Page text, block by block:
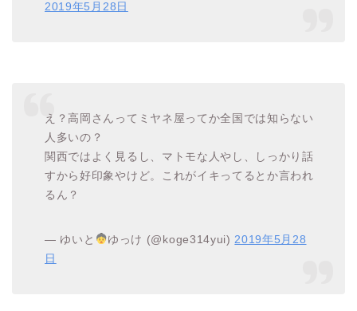
2019年5月28日
え？高岡さんってミヤネ屋ってか全国では知らない
人多いの？
関西ではよく見るし、マトモな人やし、しっかり話
すから好印象やけど。これがイキってるとか言われ
るん？
— ゆいと ゆっけ (@koge314yui) 2019年5月28
日